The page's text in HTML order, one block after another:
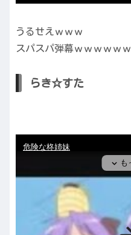
うるせえｗｗｗ
スパスパ弾幕ｗｗｗｗｗｗ
らき☆すた